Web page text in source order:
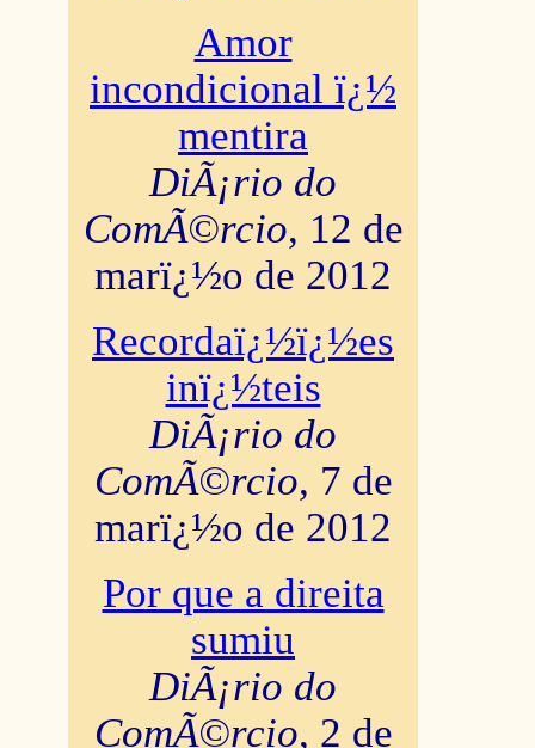
Amor
incondicional ï¿½
mentira
DiÃ¡rio do
ComÃ©rcio, 12 de
marï¿½o de 2012
Recordaï¿½ï¿½es
inï¿½teis
DiÃ¡rio do
ComÃ©rcio, 7 de
marï¿½o de 2012
Por que a direita
sumiu
DiÃ¡rio do
ComÃ©rcio, 2 de